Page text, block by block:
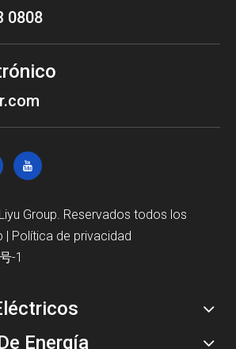
0808
Group. Reservados todos los
| Política de privacidad
-1
Energía